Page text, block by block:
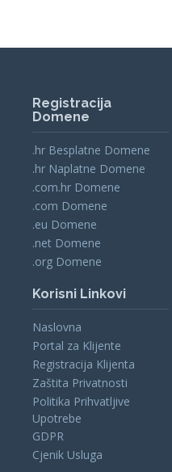
Registracija
Domene
.hr Besplatne Domene
.hr Naplatne Domene
.com.hr Domene
.com Domene
.eu Domene
.net Domene
.org Domene
Korisni Linkovi
Naslovna
Portal za Klijente
Registracija Klijenta
Zaštita Privatnosti
Politika Prihvatljive
Upotrebe
GDPR
Cjenik Usluga